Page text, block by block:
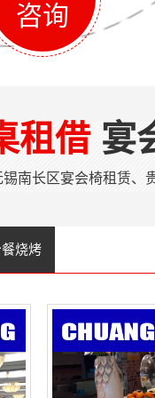
咨询
租借 宴
南长区宴会椅租赁、
烧烤